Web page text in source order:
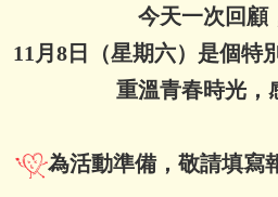
今天一次回顧
11月8日（星期六）是個特
重溫青春時光，
為活動準備，敬請填寫